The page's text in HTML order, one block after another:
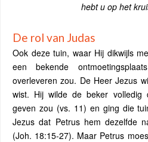
hebt u op het
De rol van Judas
Ook deze tuin, waar Hij dikwijls
een bekende
overleveren zou. De Heer Jezus
wist. Hij wilde de beker volledig
geven zou (vs. 11) en ging die
Jezus dat Petrus hem dezelfde
(Joh. 18:15-27). Maar Petrus